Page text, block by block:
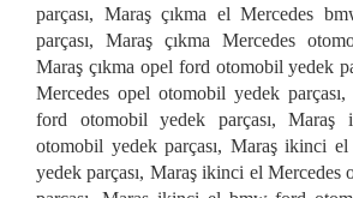
parçası, Maraş çıkma el Mercedes
parçası, Maraş çıkma Mercedes
Maraş çıkma opel ford otomobil yedek
Mercedes opel otomobil yedek
ford otomobil yedek parçası, Maraş
otomobil yedek parçası, Maraş ikinci
yedek parçası, Maraş ikinci el Mercedes